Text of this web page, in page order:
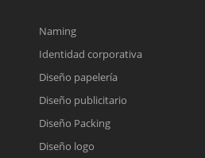
Naming
Identidad corporativa
Diseño papelería
Diseño publicitario
Diseño Packing
Diseño logo